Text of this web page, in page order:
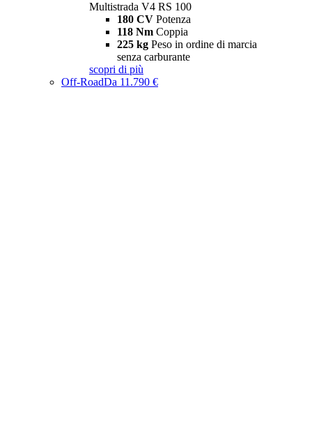
Multistrada V4 RS 100
180 CV Potenza
118 Nm Coppia
225 kg Peso in ordine di marcia
senza carburante
scopri di più
Off-RoadDa 11.790 €